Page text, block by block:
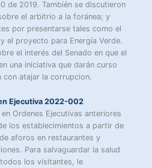
de 2019. También se discutieron
el arbitrio a la foránea; y
por presentarse tales como el
el proyecto para Energía Verde.
el interés del Senado en que el
una iniciativa que darán curso
con atajar la corrupcion.
Ejecutiva 2022-002
Ordenes Ejecutivas anteriores
los establecimientos a partir de
aforos en restaurantes y
Para salvaguardar la salud
los visitantes, le